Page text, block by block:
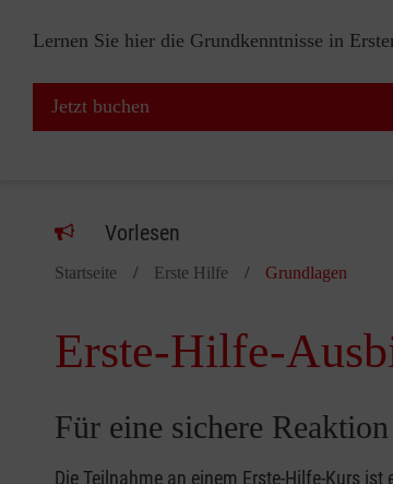
Lernen Sie hier die Grundkenntnisse in
Jetzt buchen
Vorlesen
Startseite Erste Hilfe Grundlagen
Erste-Hilfe-
Für eine sichere
Die Teilnahme an einem Erste-Hilfe-Kurs